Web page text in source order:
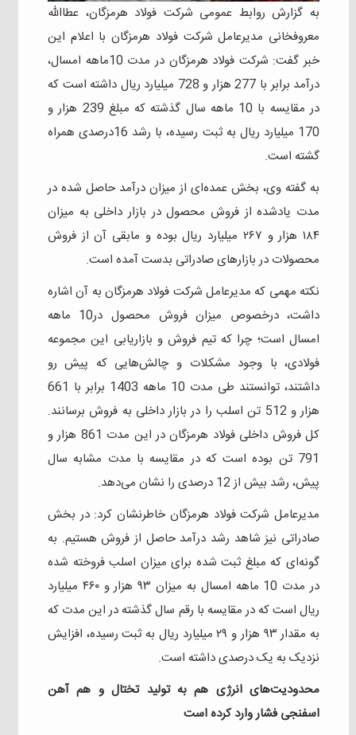
به گزارش روابط عمومی شرکت فولاد هرمزگان، عطاالله
معروفخانی مدیرعامل شرکت فولاد هرمزگان با اعلام این
خبر گفت: شرکت فولاد هرمزگان در مدت 10ماهه امسال،
درآمد برابر با 277 هزار و 728 میلیارد ریال داشته است که
در مقایسه با 10 ماهه سال گذشته که مبلغ 239 هزار و
170 میلیارد ریال به ثبت رسیده، با رشد 16درصدی همراه
گشته است.
به گفته وی، بخش عمده‌ای از میزان درآمد حاصل شده در
مدت یادشده از فروش محصول در بازار داخلی به میزان
۱۸۴ هزار و ۲۶۷ میلیارد ریال بوده و مابقی آن از فروش
محصولات در بازارهای صادراتی بدست آمده است.
نکته مهمی که مدیرعامل شرکت فولاد هرمزگان به آن اشاره
داشت، درخصوص میزان فروش محصول در10 ماهه
امسال است؛ چرا که تیم فروش و بازاریابی این مجموعه
فولادی، با وجود مشکلات و چالش‌هایی که پیش رو
داشتند، توانستند طی مدت 10 ماهه 1403 برابر با 661
هزار و 512 تن اسلب را در بازار داخلی به فروش برسانند.
کل فروش داخلی فولاد هرمزگان در این مدت 861 هزار و
791 تن بوده است که در مقایسه با مدت مشابه سال
پیش، رشد بیش از 12 درصدی را نشان می‌دهد.
مدیرعامل شرکت فولاد هرمزگان خاطرنشان کرد: در بخش
صادراتی نیز شاهد رشد درآمد حاصل از فروش هستیم. به
گونه‌ای که مبلغ ثبت شده برای میزان اسلب فروخته شده
در مدت 10 ماهه امسال به میزان ۹۳ هزار و ۴۶۰ میلیارد
ریال است که در مقایسه با رقم سال گذشته در این مدت که
به مقدار ۹۳ هزار و ۲۹ میلیارد ریال به ثبت رسیده، افزایش
نزدیک به یک درصدی داشته است.
محدودیت‌های انرژی هم به تولید تختال و هم آهن
اسفنجی فشار وارد کرده است